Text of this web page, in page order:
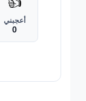
أعجبني
0